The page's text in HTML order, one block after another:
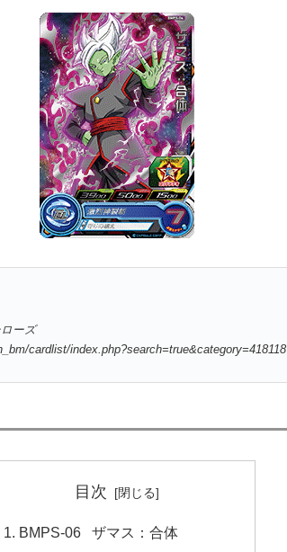
ローズ
cardlist/index.php?search=true&category=418118
目次
BMPS-06 ザマス：合体